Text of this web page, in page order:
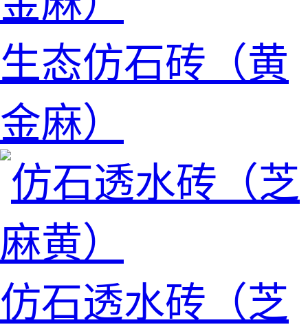
生态仿石砖（黄
金麻）
仿石透水砖（芝